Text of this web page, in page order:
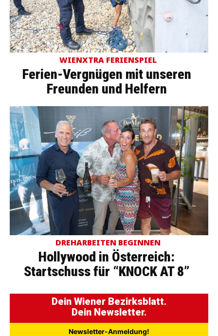
WIENXTRA FERIENSPIEL
Ferien-Vergnügen mit unseren
Freunden und Helfern
DREHARBEITEN BEGINNEN
Hollywood in Österreich:
Startschuss für “KNOCK AT 8”
Dein Wiener Bezirksblatt.
Dein Newsletter.
Newsletter-Anmeldung!